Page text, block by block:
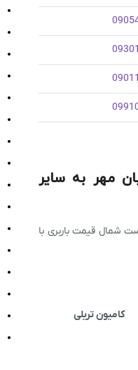
مهر به سایر
شمال قیمت باربری با
کامیون تریلی